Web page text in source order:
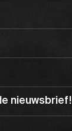
nieuwsbrief!